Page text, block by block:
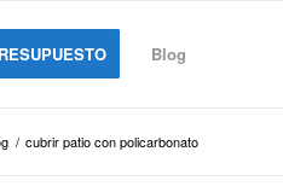
Blog
/ cubrir patio con policarbonato